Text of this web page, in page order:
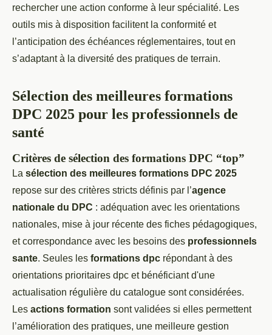
rechercher une action conforme à leur spécialité. Les
outils mis à disposition facilitent la conformité et
l’anticipation des échéances réglementaires, tout en
s’adaptant à la diversité des pratiques de terrain.
Sélection des meilleures formations
DPC 2025 pour les professionnels de
santé
Critères de sélection des formations DPC “top”
La sélection des meilleures formations DPC 2025
repose sur des critères stricts définis par l’agence
nationale du DPC : adéquation avec les orientations
nationales, mise à jour récente des fiches pédagogiques,
et correspondance avec les besoins des professionnels
sante. Seules les formations dpc répondant à des
orientations prioritaires dpc et bénéficiant d'une
actualisation régulière du catalogue sont considérées.
Les actions formation sont validées si elles permettent
l’amélioration des pratiques, une meilleure gestion